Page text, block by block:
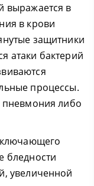
выражается в
в крови
защитники
атаки бактерий
процессы.
пневмония либо
бледности
увеличенной